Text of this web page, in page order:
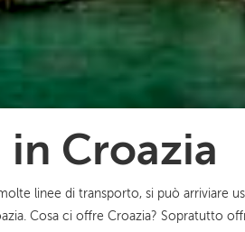
Croazia
linee di transporto, si può arriviare
Cosa ci offre Croazia? Sopratutto